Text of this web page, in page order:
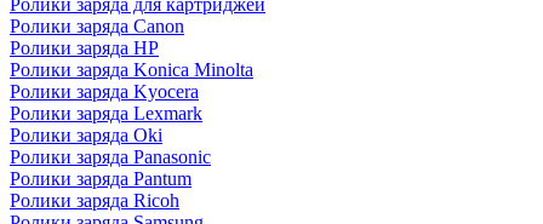
Ролики заряда для картриджей
Ролики заряда Canon
Ролики заряда HP
Ролики заряда Konica Minolta
Ролики заряда Kyocera
Ролики заряда Lexmark
Ролики заряда Oki
Ролики заряда Panasonic
Ролики заряда Pantum
Ролики заряда Ricoh